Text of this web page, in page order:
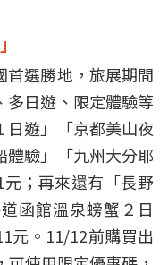
首選勝地，旅展期間
多日遊、限定體驗等
日遊」「京都美山夜
體驗」「九州大分耶
；再來還有「長野
函館溫泉螃蟹２日
元。11/12前購買出